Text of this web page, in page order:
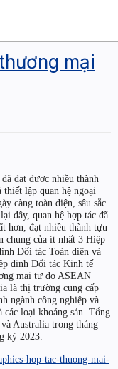
mại
đạt được nhiều thành
lập quan hệ ngoại
càng toàn diện, sâu sắc
đây, quan hệ hợp tác đã
hơn, đạt nhiều thành tựu
chung của ít nhất 3 Hiệp
Đối tác Toàn diện và
định Đối tác Kinh tế
mại tự do ASEAN
là thị trường cung cấp
ngành công nghiệp và
loại khoáng sản. Tổng
Australia trong tháng
kỳ 2023.
hop-tac-thuong-mai-